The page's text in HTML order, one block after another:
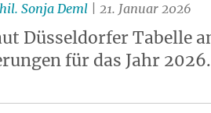
Sonja Deml | 21. Januar 2026
Düsseldorfer Tabelle
für das Jahr 2026.